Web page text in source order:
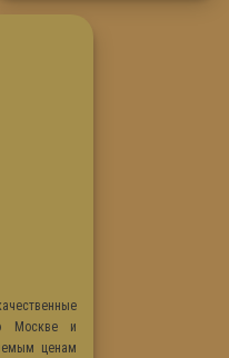
Москве и
ценам